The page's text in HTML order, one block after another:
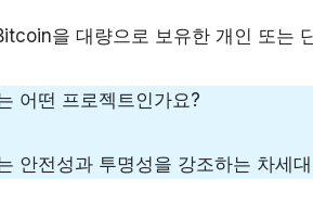
을 대량으로 보유한 개인 또는
어떤 프로젝트인가요?
안전성과 투명성을 강조하는 차세